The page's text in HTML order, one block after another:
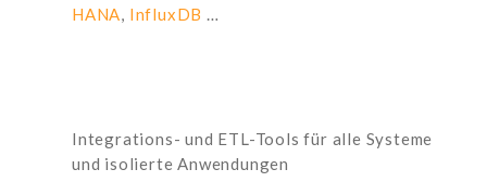
HANA, InfluxDB …
Integrations- und ETL-Tools für alle Systeme
und isolierte Anwendungen